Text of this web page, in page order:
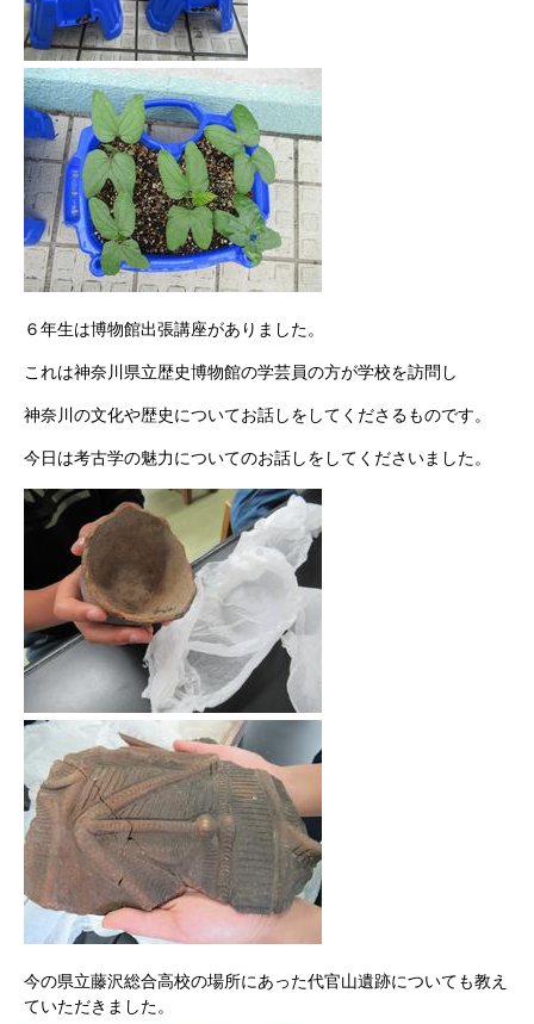
６年生は博物館出張講座がありました。
これは神奈川県立歴史博物館の学芸員の方が学校を訪問し
神奈川の文化や歴史についてお話しをしてくださるものです。
今日は考古学の魅力についてのお話しをしてくださいました。
今の県立藤沢総合高校の場所にあった代官山遺跡についても教え
ていただきました。